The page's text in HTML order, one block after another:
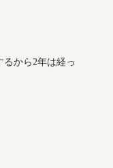
から2年は経っ